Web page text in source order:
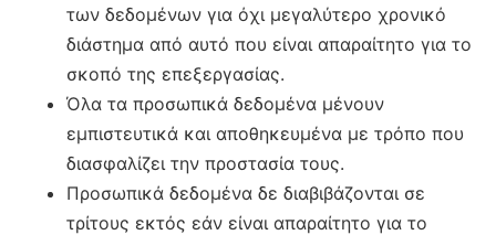
των δεδομένων για όχι μεγαλύτερο χρονικό
διάστημα από αυτό που είναι απαραίτητο για το
σκοπό της επεξεργασίας.
Όλα τα προσωπικά δεδομένα μένουν
εμπιστευτικά και αποθηκευμένα με τρόπο που
διασφαλίζει την προστασία τους.
Προσωπικά δεδομένα δε διαβιβάζονται σε
τρίτους εκτός εάν είναι απαραίτητο για το